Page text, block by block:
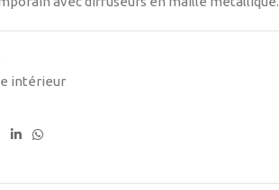
intérieur